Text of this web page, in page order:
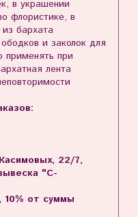
в украшении
флористике, в
бархата
и заколок для
применять при
лента
22/7,
"С-
10% от суммы